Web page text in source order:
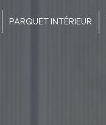
PARQUET INTÉRIEUR